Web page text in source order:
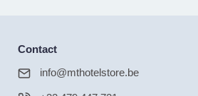
Contact
info@mthotelstore.be